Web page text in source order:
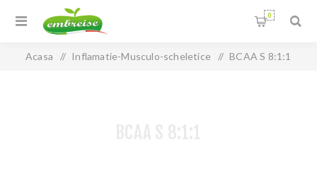
0
Acasa / Inflamatie-Musculo-scheletice / BCAA S 8:1:1